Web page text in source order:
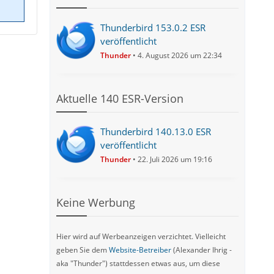
Thunderbird 153.0.2 ESR
veröffentlicht
Thunder 4. August 2026 um 22:34
Aktuelle 140 ESR-Version
Thunderbird 140.13.0 ESR
veröffentlicht
Thunder 22. Juli 2026 um 19:16
Keine Werbung
Hier wird auf Werbeanzeigen verzichtet. Vielleicht
geben Sie demWebsite-Betreiber(Alexander Ihrig -
aka "Thunder") stattdessen etwas aus, um diese